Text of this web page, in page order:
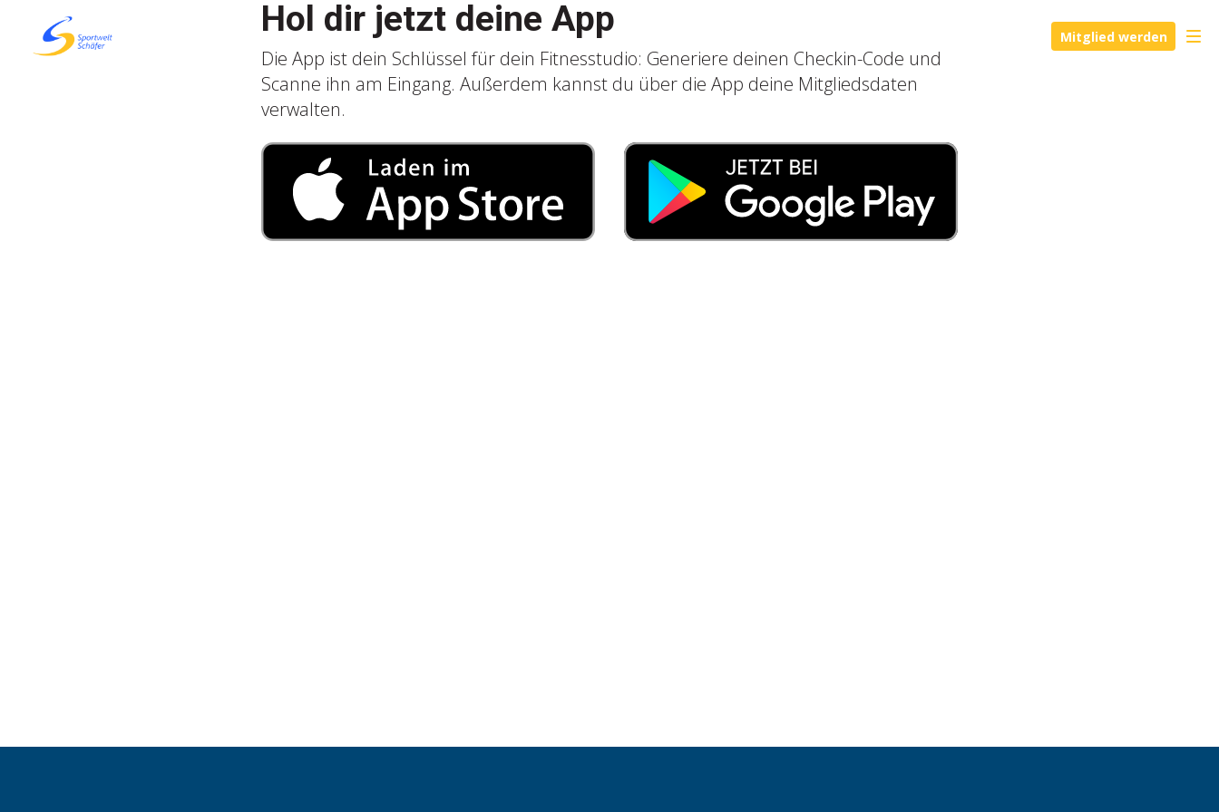
Mitglied werden
Hol dir jetzt deine App
Die App ist dein Schlüssel für dein Fitnesstudio: Generiere deinen Checkin-Code und
Scanne ihn am Eingang. Außerdem kannst du über die App deine Mitgliedsdaten
verwalten.